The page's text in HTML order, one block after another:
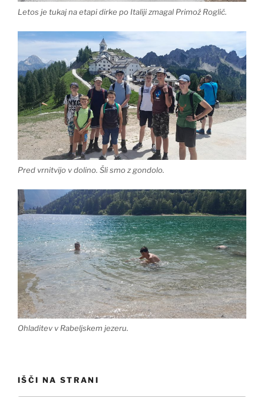
Letos je tukaj na etapi dirke po Italiji zmagal Primož Roglič.
Pred vrnitvijo v dolino. Šli smo z gondolo.
Ohladitev v Rabeljskem jezeru.
IŠČI NA STRANI